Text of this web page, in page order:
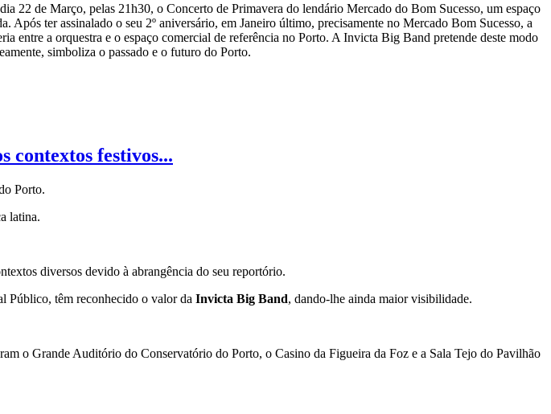
22 de Março, pelas 21h30, o Concerto de Primavera do lendário Mercado do Bom Sucesso, um espaço
Após ter assinalado o seu 2º aniversário, em Janeiro último, precisamente no Mercado Bom Sucesso, a
entre a orquestra e o espaço comercial de referência no Porto. A Invicta Big Band pretende deste modo
simboliza o passado e o futuro do Porto.
contextos festivos...
Porto.
latina.
diversos devido à abrangência do seu reportório.
Público, têm reconhecido o valor da Invicta Big Band, dando-lhe ainda maior visibilidade.
o Grande Auditório do Conservatório do Porto, o Casino da Figueira da Foz e a Sala Tejo do Pavilhão